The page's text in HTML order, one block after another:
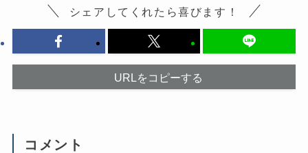
さ
新
し
ィ
き
ま
す
)
シェアしてくれたら喜びます！
URLをコピーする
コメント